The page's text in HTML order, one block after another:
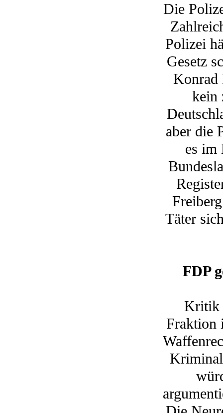
Die
Polizei
Gesetz
Konrad
kein
aber die
es im
Täter
FDP
Kritik
Fraktion